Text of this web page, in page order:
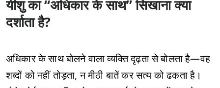
यीशु का “अधिकार के साथ” सिखाना क्या
दर्शाता है?
अधिकार के साथ बोलने वाला व्यक्ति दृढ़ता से बोलता है—वह
शब्दों को नहीं तोड़ता, न मीठी बातें कर सत्य को ढकता है।